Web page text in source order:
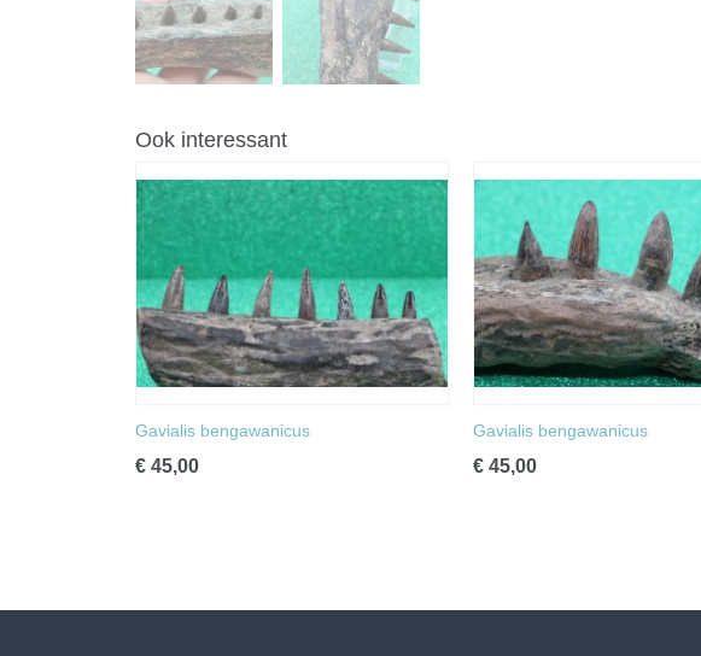
Ook interessant
Gavialis bengawanicus
€ 45,00
Gavialis bengawanicus
€ 45,00